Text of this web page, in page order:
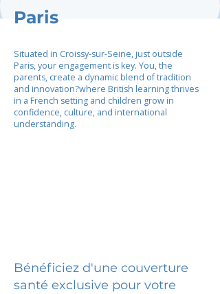
Paris
Situated in Croissy-sur-Seine, just outside
Paris, your engagement is key. You, the
parents, create a dynamic blend of tradition
and innovation?where British learning thrives
in a French setting and children grow in
confidence, culture, and international
understanding.
Bénéficiez d'une couverture
santé exclusive pour votre